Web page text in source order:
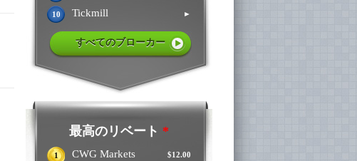
10 Tickmill ►
すべてのブローカー
最高のリベート *
$12.00
1 CWG Markets